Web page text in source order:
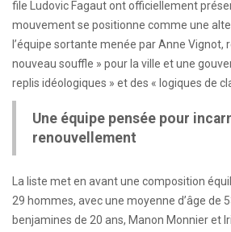
file Ludovic Fagaut ont officiellement
mouvement se positionne comme une
l’équipe sortante menée par Anne Vignot,
nouveau souffle » pour la ville et une
replis idéologiques » et des « logiques de
Une équipe pensée pour
renouvellement
La liste met en avant une composition
29 hommes, avec une moyenne d’âge de
benjamines de 20 ans, Manon Monnier et